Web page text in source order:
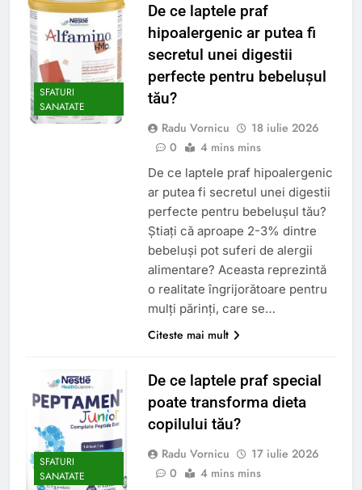
SFATURI
SANATATE
De ce laptele praf
hipoalergenic ar putea fi
secretul unei digestii
perfecte pentru bebelușul
tău?
Radu Vornicu
18 iulie 2026
0
4 mins mins
De ce laptele praf hipoalergenic
ar putea fi secretul unei digestii
perfecte pentru bebelușul tău?
Știați că aproape 2-3% dintre
bebeluși pot suferi de alergii
alimentare? Aceasta reprezintă
o realitate îngrijorătoare pentru
mulți părinți, care se…
Citeste mai mult
SFATURI
SANATATE
De ce laptele praf special
poate transforma dieta
copilului tău?
Radu Vornicu
17 iulie 2026
0
4 mins mins